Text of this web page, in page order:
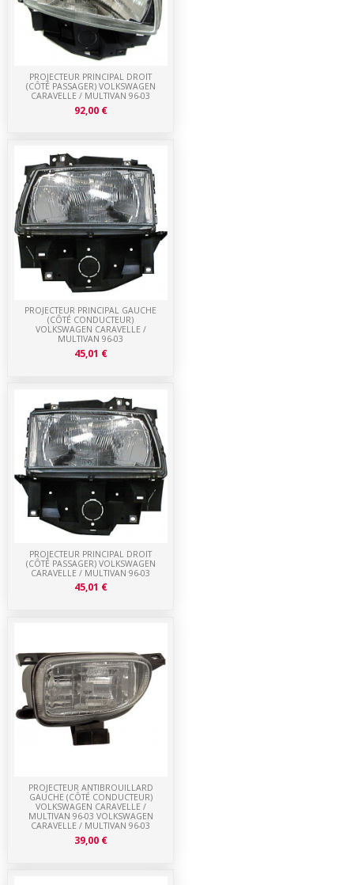
PROJECTEUR ANTIBROUILLARD
GAUCHE (CÔTÉ CONDUCTEUR)
VOLKSWAGEN CARAVELLE /
MULTIVAN 96-03 VOLKSWAGEN
CARAVELLE / MULTIVAN 96-03
39,00 €
PROJECTEUR PRINCIPAL DROIT
(CÔTÉ PASSAGER) VOLKSWAGEN
CARAVELLE / MULTIVAN 96-03
45,01 €
PROJECTEUR PRINCIPAL GAUCHE
(CÔTÉ CONDUCTEUR)
VOLKSWAGEN CARAVELLE /
MULTIVAN 96-03
45,01 €
PROJECTEUR PRINCIPAL DROIT
(CÔTÉ PASSAGER) VOLKSWAGEN
CARAVELLE / MULTIVAN 96-03
92,00 €